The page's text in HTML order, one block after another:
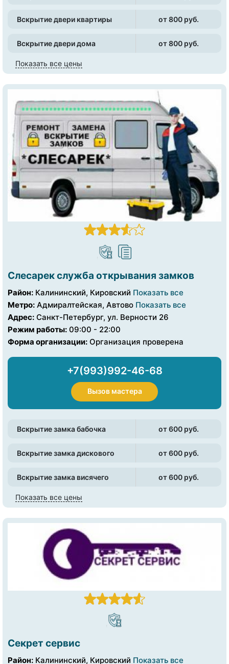
Вскрытие двери квартиры от 800 pуб.
Вскрытие двери дома от 800 pуб.
Показать все цены
Слесарек служба открывания замков
Район: Калининский, Кировский Показать все
Метро: Адмиралтейская, Автово Показать все
Адрес: Санкт-Петербург, ул. Верности 26
Режим работы: 09:00 - 22:00
Форма организации: Организация проверена
+7(993)992-46-68
Вызов мастера
Вскрытие замка бабочка от 600 pуб.
Вскрытие замка дискового от 600 pуб.
Вскрытие замка висячего от 600 pуб.
Показать все цены
Секрет сервис
Район: Калининский, Кировский Показать все